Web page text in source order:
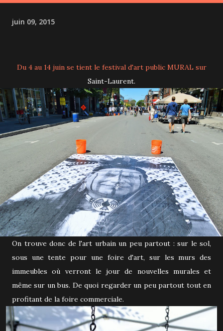
juin 09, 2015
Du 4 au 14 juin se tient le festival d'art public MURALsur
Saint-Laurent.
On trouve donc de l'art urbain un peu partout : sur le sol,
sous une tente pour une foire d'art, sur les murs des
immeubles où verront le jour de nouvelles murales et
même sur un bus. De quoi regarder un peu partout tout en
profitant de la foire commerciale.